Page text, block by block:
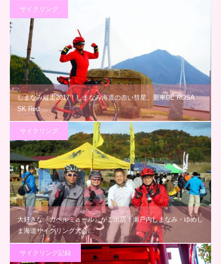
サイクリング
しまなみ縦走2017！しまなみ海道の赤い彗星、新車DE ROSA
SK Red …
サイクリング
大好きな『カペルミュール』がご出店！瀬戸内しまなみ・ゆめし
ま海道サイクリング大会…
サイクリング記録